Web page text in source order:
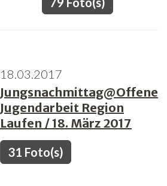
18.03.2017
Jungsnachmittag@Offene
Jugendarbeit Region
Laufen / 18. März 2017
31 Foto(s)